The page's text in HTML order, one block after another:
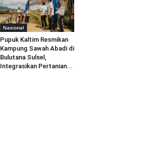
Nasional
Pupuk Kaltim Resmikan
Kampung Sawah Abadi di
Bulutana Sulsel,
Integrasikan Pertanian...